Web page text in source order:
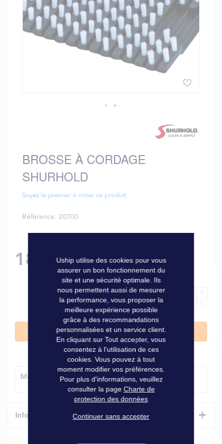
of
the
images
BROSSE À CORDAGE
SHURHOLD
Soyez le premier à noter ce produit
Référence 20700
18,90 €
Ajouter au panier
Modes de livraison
Informations techniques +
Uship utilise des cookies pour vous
assurer un bon fonctionnement du
site et une sécurité optimale. Ils
nous permettent aussi de mesurer
la performance, vous proposer la
meilleure expérience possible
grâce à des recommandations
personnalisées et un service client.
En cliquant sur Tout accepter, vous
consentez à l'utilisation de ces
cookies. Vous pouvez à tout
moment modifier vos préférences.
Pour plus d'informations, veuillez
consulter la page Charte de
protection des données
Continuer sans accepter